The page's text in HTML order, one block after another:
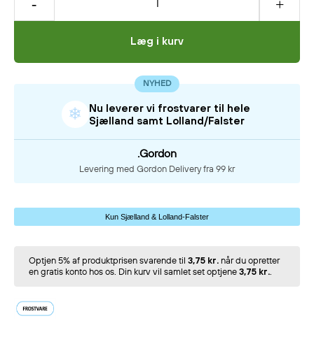
Kun Sjælland & Lolland-Falster
Optjen 5% af produktprisen svarende til 3,75 kr. når du opretter
en gratis konto hos os. Din kurv vil samlet set optjene 3,75 kr..
Læg i kurv
NYHED
❄
Nu leverer vi frostvarer til hele
Sjælland samt Lolland/Falster
.Gordon
Levering med Gordon Delivery fra 99 kr